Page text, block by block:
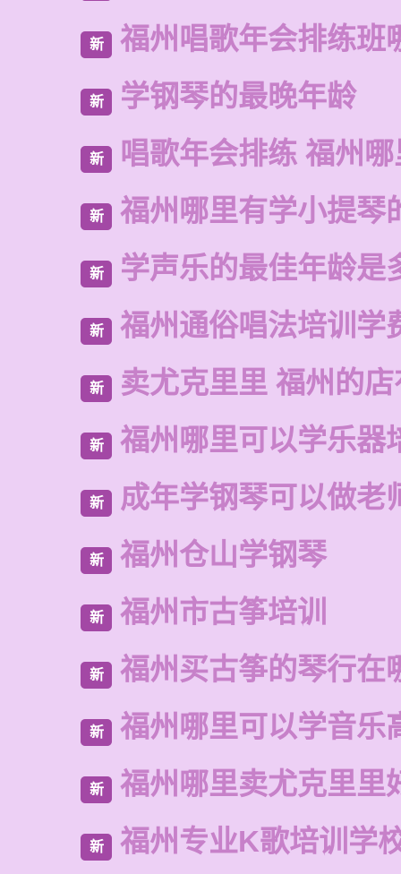
新 福州唱歌年会排练班
新 学钢琴的最晚年龄
新 唱歌年会排练 福州
新 福州哪里有学小提琴
新 学声乐的最佳年龄是
新 福州通俗唱法培训学
新 卖尤克里里 福州的
新 福州哪里可以学乐器
新 成年学钢琴可以做老
新 福州仓山学钢琴
新 福州市古筝培训
新 福州买古筝的琴行在
新 福州哪里可以学音乐
新 福州哪里卖尤克里里
新 福州专业K歌培训学